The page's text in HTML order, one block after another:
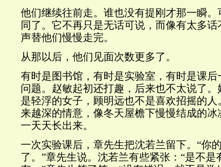
他们继续往前走。谁也没有提刚才那一瞬
同了。它不再只是无话可说，而像有太多
声替他们慢慢走完。
从那以后，他们见面次数更多了。
有时是图书馆，有时是实验室，有时是课
问题。赵敏起初还打趣，后来也不太说了
是轻浮的女子，顾明远也不是喜欢招摇的
来越深的情意，像冬天屋檐下慢慢结成的
一天天长出来。
一次实验课后，章先生把沈若兰留下。“你
了。”章先生说。沈若兰有些紧张：“是不是